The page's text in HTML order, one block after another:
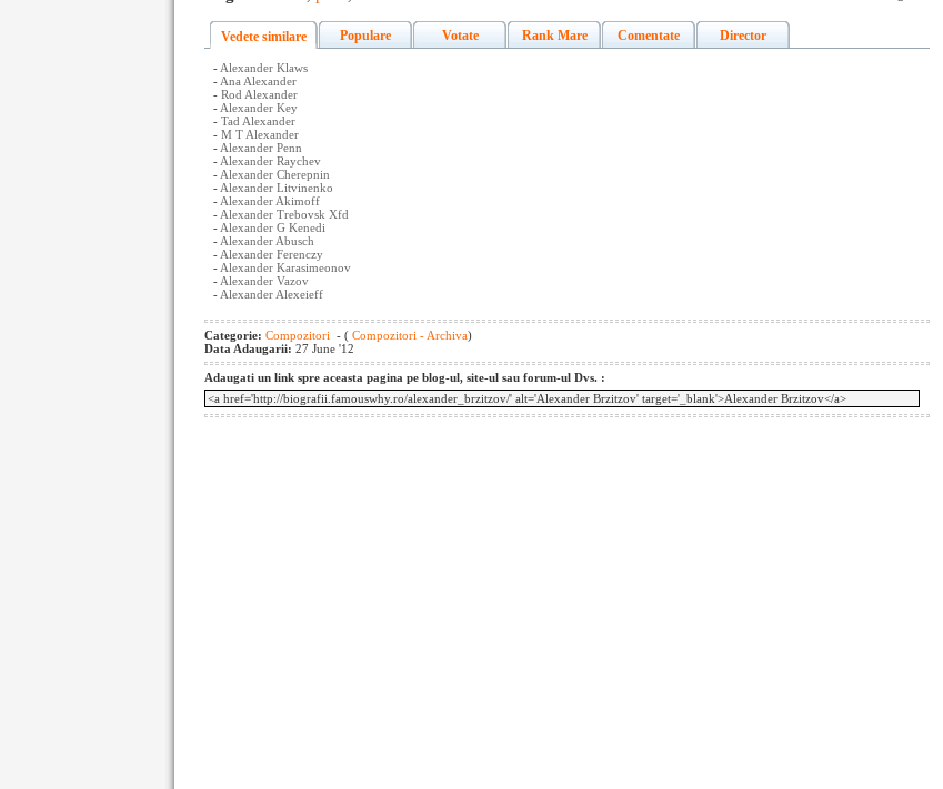
Vedete similare Populare Votate Rank Mare Comentate Director
- Alexander Klaws
- Ana Alexander
- Rod Alexander
- Alexander Key
- Tad Alexander
- M T Alexander
- Alexander Penn
- Alexander Raychev
- Alexander Cherepnin
- Alexander Litvinenko
- Alexander Akimoff
- Alexander Trebovsk Xfd
- Alexander G Kenedi
- Alexander Abusch
- Alexander Ferenczy
- Alexander Karasimeonov
- Alexander Vazov
- Alexander Alexeieff
Categorie: Compozitori - ( Compozitori - Archiva)
Data Adaugarii: 27 June '12
Adaugati un link spre aceasta pagina pe blog-ul, site-ul sau forum-ul Dvs. :